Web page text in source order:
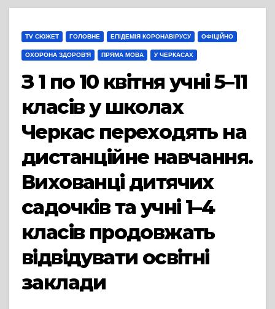
TV СЮЖЕТ ГОЛОВНЕ ЕПІДЕМІЯ КОРОНАВІРУСУ ОФІЦІЙНО
ОХОРОНА ЗДОРОВ'Я ПРЯМА МОВА У ЧЕРКАСАХ
З 1 по 10 квітня учні 5–11
класів у школах
Черкас переходять на
дистанційне навчання.
Вихованці дитячих
садочків та учні 1–4
класів продовжать
відвідувати освітні
заклади